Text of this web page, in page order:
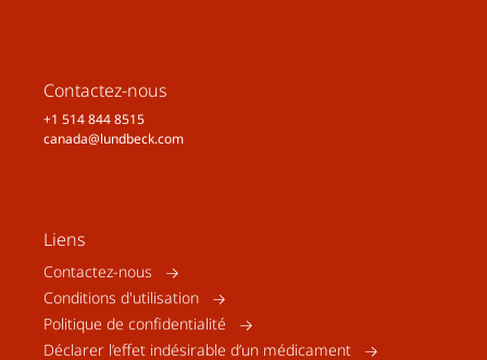
Contactez-nous
+1 514 844 8515
canada@lundbeck.com
Liens
Contactez-nous
Conditions d'utilisation
Politique de confidentialité
Déclarer l’effet indésirable d’un médicament